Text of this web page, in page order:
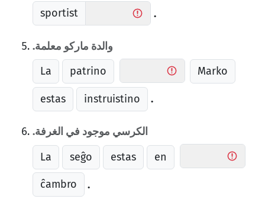
sportist .
والدة ماركو معلمة.
La
patrino Marko
estas instruistino .
الكرسي موجود في الغرفة.
La
seĝo estas en
ĉambro .